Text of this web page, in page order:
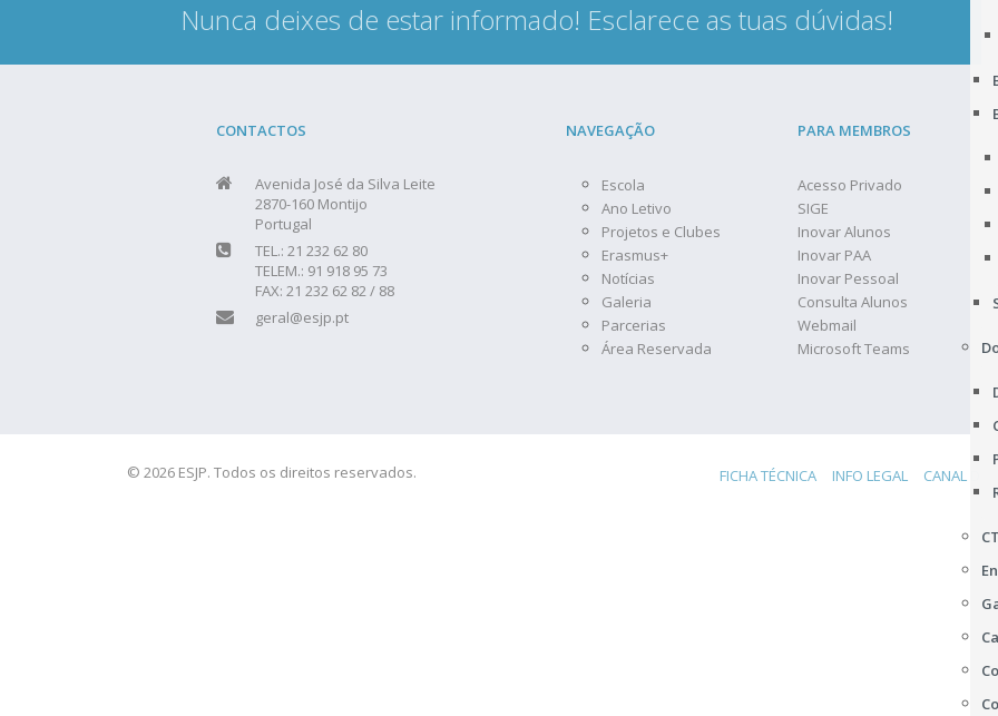
Nunca deixes de estar informado! Esclarece as tuas dúvidas!
CONTACTOS
Avenida José da Silva Leite
2870-160 Montijo
Portugal
TEL.: 21 232 62 80
TELEM.: 91 918 95 73
FAX: 21 232 62 82 / 88
geral@esjp.pt
NAVEGAÇÃO
Escola
Ano Letivo
Projetos e Clubes
Erasmus+
Notícias
Galeria
Parcerias
Área Reservada
PARA MEMBROS
Acesso Privado
SIGE
Inovar Alunos
Inovar PAA
Inovar Pessoal
Consulta Alunos
Webmail
Microsoft Teams
© 2026 ESJP. Todos os direitos reservados. FICHA TÉCNICA INFO LEGAL CANAL DE